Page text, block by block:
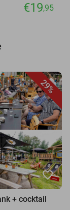
€19,95
29%
favorite_border
+ cocktail